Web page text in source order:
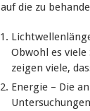
auf die zu
Obwohl es
zeigen viele,
Energie – Die